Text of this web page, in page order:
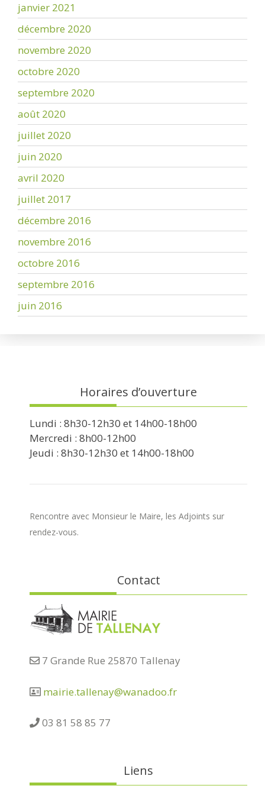
janvier 2021
décembre 2020
novembre 2020
octobre 2020
septembre 2020
août 2020
juillet 2020
juin 2020
avril 2020
juillet 2017
décembre 2016
novembre 2016
octobre 2016
septembre 2016
juin 2016
Horaires d’ouverture
Lundi : 8h30-12h30 et 14h00-18h00
Mercredi : 8h00-12h00
Jeudi : 8h30-12h30 et 14h00-18h00
Rencontre avec Monsieur le Maire, les Adjoints sur
rendez-vous.
Contact
7 Grande Rue 25870 Tallenay
mairie.tallenay@wanadoo.fr
03 81 58 85 77
Liens